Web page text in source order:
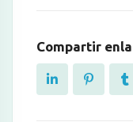
Compartir